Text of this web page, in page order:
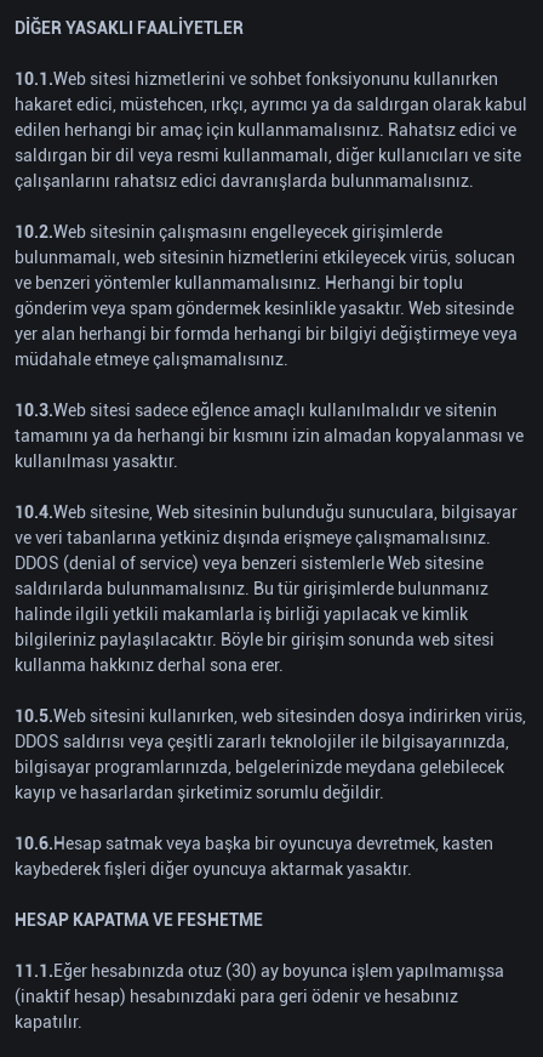
DİĞER YASAKLI FAALİYETLER
10.1.Web sitesi hizmetlerini ve sohbet fonksiyonunu kullanırken
hakaret edici, müstehcen, ırkçı, ayrımcı ya da saldırgan olarak kabul
edilen herhangi bir amaç için kullanmamalısınız. Rahatsız edici ve
saldırgan bir dil veya resmi kullanmamalı, diğer kullanıcıları ve site
çalışanlarını rahatsız edici davranışlarda bulunmamalısınız.
10.2.Web sitesinin çalışmasını engelleyecek girişimlerde
bulunmamalı, web sitesinin hizmetlerini etkileyecek virüs, solucan
ve benzeri yöntemler kullanmamalısınız. Herhangi bir toplu
gönderim veya spam göndermek kesinlikle yasaktır. Web sitesinde
yer alan herhangi bir formda herhangi bir bilgiyi değiştirmeye veya
müdahale etmeye çalışmamalısınız.
10.3.Web sitesi sadece eğlence amaçlı kullanılmalıdır ve sitenin
tamamını ya da herhangi bir kısmını izin almadan kopyalanması ve
kullanılması yasaktır.
10.4.Web sitesine, Web sitesinin bulunduğu sunuculara, bilgisayar
ve veri tabanlarına yetkiniz dışında erişmeye çalışmamalısınız.
DDOS (denial of service) veya benzeri sistemlerle Web sitesine
saldırılarda bulunmamalısınız. Bu tür girişimlerde bulunmanız
halinde ilgili yetkili makamlarla iş birliği yapılacak ve kimlik
bilgileriniz paylaşılacaktır. Böyle bir girişim sonunda web sitesi
kullanma hakkınız derhal sona erer.
10.5.Web sitesini kullanırken, web sitesinden dosya indirirken virüs,
DDOS saldırısı veya çeşitli zararlı teknolojiler ile bilgisayarınızda,
bilgisayar programlarınızda, belgelerinizde meydana gelebilecek
kayıp ve hasarlardan şirketimiz sorumlu değildir.
10.6.Hesap satmak veya başka bir oyuncuya devretmek, kasten
kaybederek fişleri diğer oyuncuya aktarmak yasaktır.
HESAP KAPATMA VE FESHETME
11.1.Eğer hesabınızda otuz (30) ay boyunca işlem yapılmamışsa
(inaktif hesap) hesabınızdaki para geri ödenir ve hesabınız
kapatılır.